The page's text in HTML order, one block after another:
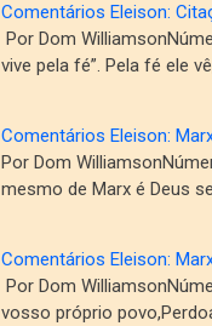
Comentários Eleison:
Por Dom
vive pela fé”. Pela fé ele
Comentários Eleison:
Por Dom
mesmo de Marx é Deus
Comentários Eleison:
Por Dom
vosso próprio